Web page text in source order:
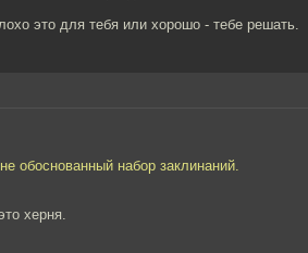
это для тебя или хорошо - тебе решать.
обоснованный набор заклинаний.
херня.